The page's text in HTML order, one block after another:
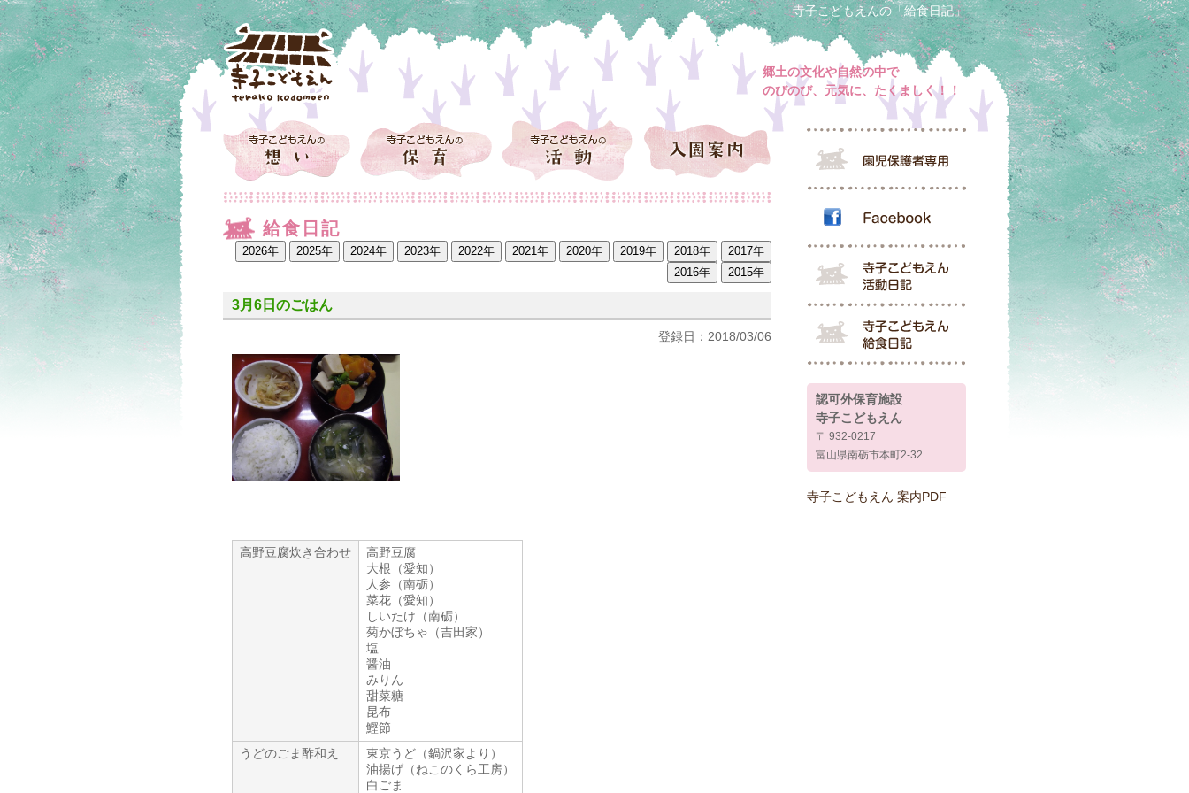
寺子こどもえんの「給食日記」
郷土の文化や自然の中で
のびのび、元気に、たくましく！！
給食日記
3月6日のごはん
登録日：2018/03/06
高野豆腐炊き合わせ
高野豆腐
大根（愛知）
人参（南砺）
菜花（愛知）
しいたけ（南砺）
菊かぼちゃ（吉田家）
塩
醤油
みりん
甜菜糖
昆布
鰹節
うどのごま酢和え
東京うど（鍋沢家より）
油揚げ（ねこのくら工房）
白ごま
認可外保育施設
寺子こどもえん
〒 932-0217
富山県南砺市本町2-32
寺子こどもえん 案内PDF